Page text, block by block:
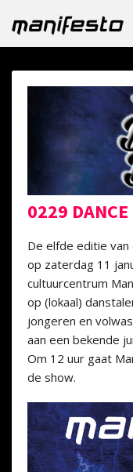
0229 DANCE
De elfde editie
op zaterdag 11
cultuurcentrum
op (lokaal)
jongeren en
aan een bekende
Om 12 uur gaat
de show.